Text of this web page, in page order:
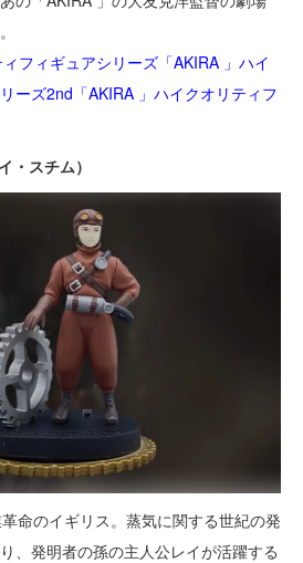
ィフィギュアシリーズ 「AKIRA 」ハイ
ーズ2nd 「AKIRA 」ハイクオリティフ
・スチム）
命のイギリス。蒸気に関する世紀の発
、発明者の孫の主人公レイが活躍する